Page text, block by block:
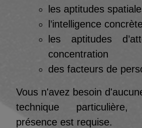
les aptitudes
l’intelligence
les aptitudes
concentration
des facteurs de
Vous n'avez besoin
technique
présence est requise.